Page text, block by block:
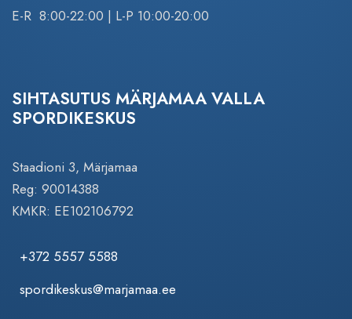
E-R 8:00-22:00 | L-P 10:00-20:00
SIHTASUTUS MÄRJAMAA VALLA
SPORDIKESKUS
Staadioni 3, Märjamaa
Reg: 90014388
KMKR: EE102106792
+372 5557 5588
spordikeskus@marjamaa.ee